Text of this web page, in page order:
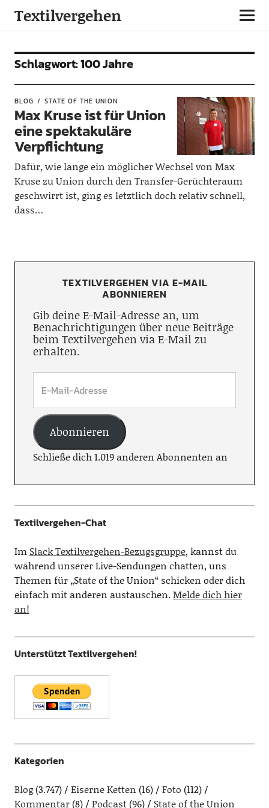
Textilvergehen
Schlagwort:100 Jahre
BLOG STATE OF THE UNION
Max Kruse ist für Union
eine spektakuläre
Verpflichtung
Dafür, wie lange ein möglicher Wechsel von Max
Kruse zu Union durch den Transfer-Gerüchteraum
geschwirrt ist, ging es letztlich doch relativ schnell,
dass…
TEXTILVERGEHEN VIA E-MAIL
ABONNIEREN
Gib deine E-Mail-Adresse an, um
Benachrichtigungen über neue Beiträge
beim Textilvergehen via E-Mail zu
erhalten.
Abonnieren
Schließe dich 1.019 anderen Abonnenten an
Textilvergehen-Chat
Im Slack Textilvergehen-Bezugsgruppe, kannst du
während unserer Live-Sendungen chatten, uns
Themen für „State of the Union“ schicken oder dich
einfach mit anderen austauschen.Melde dich hier
an!
Unterstützt Textilvergehen!
Kategorien
Blog(3.747) Eiserne Ketten (16) Foto (112)
Kommentar(8) Podcast(96) State of the Union